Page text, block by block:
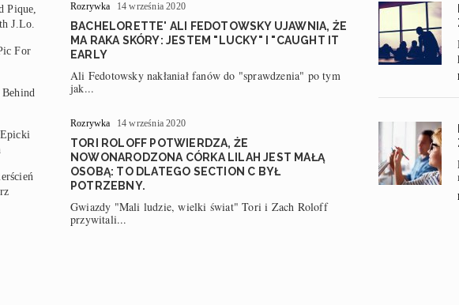
Pique,
J.Lo.
For
Rozrywka 14 września 2020
BACHELORETTE' ALI FEDOTOWSKY UJAWNIA, ŻE
MA RAKA SKÓRY: JESTEM "LUCKY" I "CAUGHT IT
EARLY
Ali Fedotowsky nakłaniał fanów do "sprawdzenia" po tym
jak...
Rozrywka 14 września 2020
TORI ROLOFF POTWIERDZA, ŻE
NOWONARODZONA CÓRKA LILAH JEST MAŁĄ
OSOBĄ: TO DLATEGO SECTION C BYŁ
POTRZEBNY.
Gwiazdy "Mali ludzie, wielki świat" Tori i Zach Roloff
przywitali...